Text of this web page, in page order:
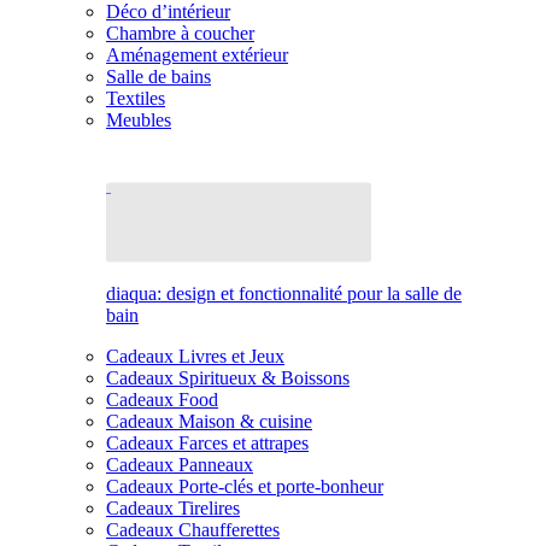
Déco d’intérieur
Chambre à coucher
Aménagement extérieur
Salle de bains
Textiles
Meubles
diaqua: design et fonctionnalité pour la salle de
bain
Cadeaux Livres et Jeux
Cadeaux Spiritueux & Boissons
Cadeaux Food
Cadeaux Maison & cuisine
Cadeaux Farces et attrapes
Cadeaux Panneaux
Cadeaux Porte-clés et porte-bonheur
Cadeaux Tirelires
Cadeaux Chaufferettes